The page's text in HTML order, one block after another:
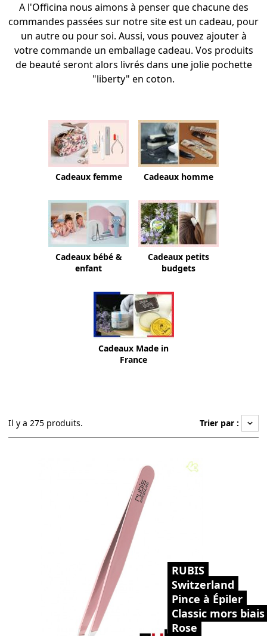
A l'Officina nous aimons à penser que chacune des
commandes passées sur notre site est un cadeau, pour
un autre ou pour soi. Aussi, vous pouvez ajouter à
votre commande un emballage cadeau. Vos produits
de beauté seront alors livrés dans une jolie pochette
"liberty" en coton.
Cadeaux femme Cadeaux homme
Cadeaux bébé &
enfant
Cadeaux petits
budgets
Cadeaux Made in
France
Il y a 275 produits. Trier par : keyboard_arrow_down
RUBIS
Switzerland
Pince à Épiler
Classic mors biais
Rose